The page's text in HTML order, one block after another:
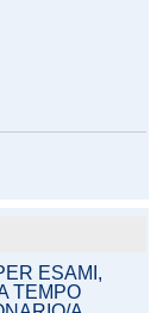
ESAMI,
TEMPO